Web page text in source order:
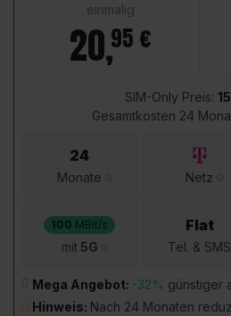
einmalig
20,95 €
SIM-Only Preis:
Gesamtkosten 24
24
Monate Netz
100 MBit/s
mit5G
Flat
Tel. & SMS
Mega Angebot: -32% günstiger
Hinweis: Nach 24 Monaten